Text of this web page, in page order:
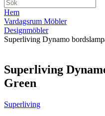
Hem
Vardagsrum Möbler
Designmöbler
Superliving Dynamo
Superliving
Green
Superliving